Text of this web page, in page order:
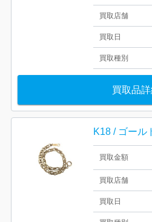
買取店舗
買取日
買取種別
買取品
買取金額
買取店舗
買取日